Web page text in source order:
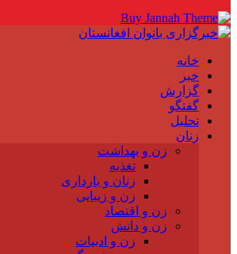
خانه
خبر
گزارش
گفتگو
تحلیل
زنان
زن و بهداشت
تغذیه
زنان و بارداری
زن و زیبایی
زن و اقتصاد
زن و دانش
زن و ادبیات